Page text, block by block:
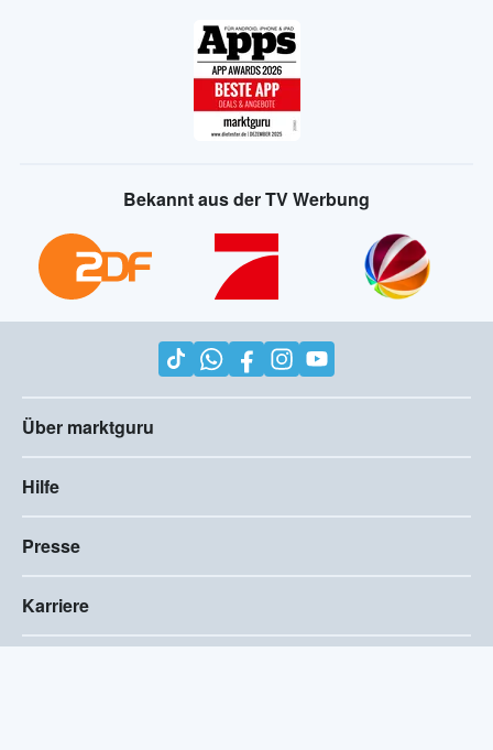
Bekannt aus der TV Werbung
Über marktguru
Hilfe
Presse
Karriere